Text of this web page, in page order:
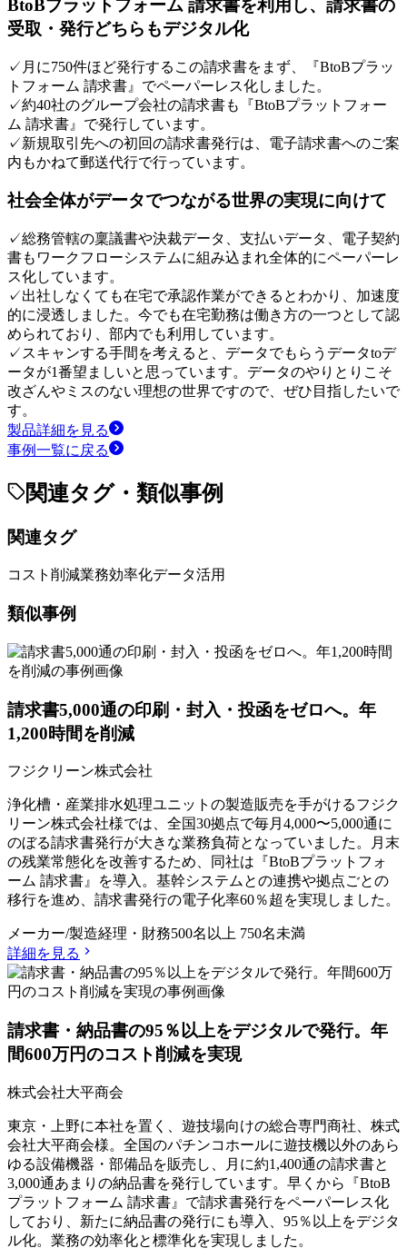
BtoBプラットフォーム 請求書を利用し、請求書の
受取・発行どちらもデジタル化
✓ 月に750件ほど発行するこの請求書をまず、『BtoBプラッ
トフォーム 請求書』でペーパーレス化しました。
✓約40社のグループ会社の請求書も『BtoBプラットフォー
ム 請求書』で発行しています。
✓新規取引先への初回の請求書発行は、電子請求書へのご案
内もかねて郵送代行で行っています。
社会全体がデータでつながる世界の実現に向けて
✓総務管轄の稟議書や決裁データ、支払いデータ、電子契約
書もワークフローシステムに組み込まれ全体的にペーパーレ
ス化しています。
✓出社しなくても在宅で承認作業ができるとわかり、加速度
的に浸透しました。今でも在宅勤務は働き方の一つとして認
められており、部内でも利用しています。
✓ スキャンする手間を考えると、データでもらうデータtoデ
ータが1番望ましいと思っています。データのやりとりこそ
改ざんやミスのない理想の世界ですので、ぜひ目指したいで
す。
製品詳細を見る
事例一覧に戻る
関連タグ・類似事例
関連タグ
コスト削減業務効率化データ活用
類似事例
請求書5,000通の印刷・封入・投函をゼロへ。年
1,200時間を削減
フジクリーン株式会社
浄化槽・産業排水処理ユニットの製造販売を手がけるフジク
リーン株式会社様では、全国30拠点で毎月4,000〜5,000通に
のぼる請求書発行が大きな業務負荷となっていました。月末
の残業常態化を改善するため、同社は『BtoBプラットフォ
ーム 請求書』を導入。基幹システムとの連携や拠点ごとの
移行を進め、請求書発行の電子化率60％超を実現しました。
メーカー/製造経理・財務500名以上 750名未満
詳細を見る
請求書・納品書の95％以上をデジタルで発行。年
間600万円のコスト削減を実現
株式会社大平商会
東京・上野に本社を置く、遊技場向けの総合専門商社、株式
会社大平商会様。全国のパチンコホールに遊技機以外のあら
ゆる設備機器・部備品を販売し、月に約1,400通の請求書と
3,000通あまりの納品書を発行しています。早くから『BtoB
プラットフォーム 請求書』で請求書発行をペーパーレス化
しており、新たに納品書の発行にも導入、95％以上をデジタ
ル化。業務の効率化と標準化を実現しました。